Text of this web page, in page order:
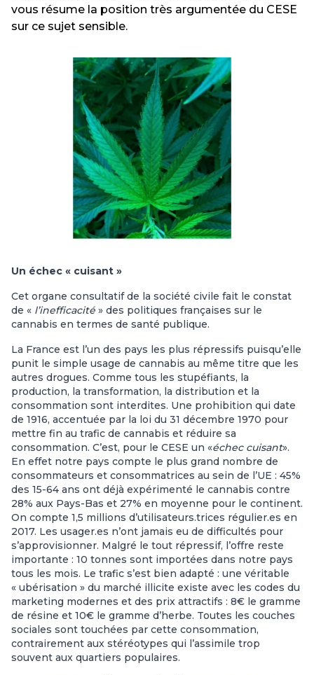
vous résume la position très argumentée du CESE
sur ce sujet sensible.
Un échec « cuisant »
Cet organe consultatif de la société civile fait le constat
de « l’inefficacité » des politiques françaises sur le
cannabis en termes de santé publique.
La France est l’un des pays les plus répressifs puisqu’elle
punit le simple usage de cannabis au même titre que les
autres drogues. Comme tous les stupéfiants, la
production, la transformation, la distribution et la
consommation sont interdites. Une prohibition qui date
de 1916, accentuée par la loi du 31 décembre 1970 pour
mettre fin au trafic de cannabis et réduire sa
consommation. C’est, pour le CESE un «échec cuisant».
En effet notre pays compte le plus grand nombre de
consommateurs et consommatrices au sein de l’UE : 45%
des 15-64 ans ont déjà expérimenté le cannabis contre
28% aux Pays-Bas et 27% en moyenne pour le continent.
On compte 1,5 millions d’utilisateurs.trices régulier.es en
2017. Les usager.es n’ont jamais eu de difficultés pour
s’approvisionner. Malgré le tout répressif, l’offre reste
importante : 10 tonnes sont importées dans notre pays
tous les mois. Le trafic s’est bien adapté : une véritable
« ubérisation » du marché illicite existe avec les codes du
marketing modernes et des prix attractifs : 8€ le gramme
de résine et 10€ le gramme d’herbe. Toutes les couches
sociales sont touchées par cette consommation,
contrairement aux stéréotypes qui l’assimile trop
souvent aux quartiers populaires.